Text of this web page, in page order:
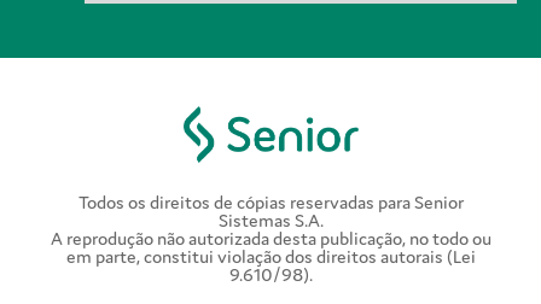
Todos os direitos de cópias reservadas para Senior
Sistemas S.A.
A reprodução não autorizada desta publicação, no todo ou
em parte, constitui violação dos direitos autorais (Lei
9.610/98).